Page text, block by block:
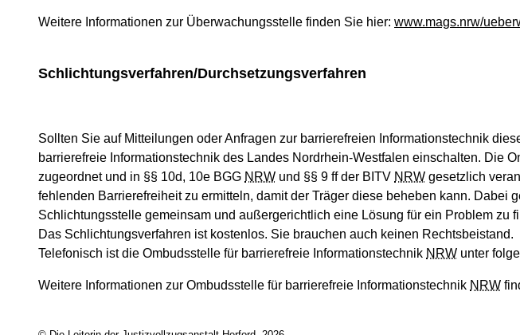
Weitere Informationen zur Überwachungsstelle finden Sie hier: www.mags.nrw/
Schlichtungsverfahren/Durchsetzungsverfahren
Sollten Sie auf Mitteilungen oder Anfragen zur barrierefreien Informationstechnik
barrierefreie Informationstechnik des Landes Nordrhein-Westfalen einschalten. Die
zugeordnet und in §§ 10d, 10e BGG NRW und §§ 9 ff der BITV NRW gesetzlich
fehlenden Barrierefreiheit zu ermitteln, damit der Träger diese beheben kann.
Schlichtungsstelle gemeinsam und außergerichtlich eine Lösung für ein Problem zu
Das Schlichtungsverfahren ist kostenlos. Sie brauchen auch keinen Rechtsbeistand.
Telefonisch ist die Ombudsstelle für barrierefreie Informationstechnik NRW unter
Weitere Informationen zur Ombudsstelle für barrierefreie Informationstechnik NRW